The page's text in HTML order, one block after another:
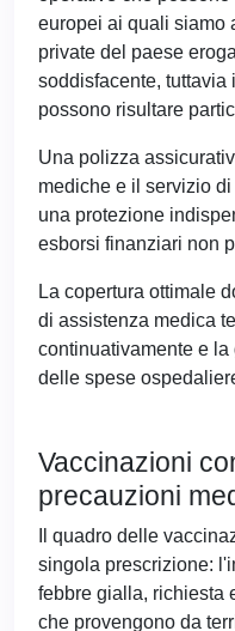
europei ai quali siamo
private del paese
soddisfacente, tuttavia
possono risultare
Una polizza
mediche e il servizio
una protezione
esborsi finanziari non
La copertura ottimale
di assistenza medica
continuativamente e
delle spese
Vaccinazioni
precauzioni
Il quadro delle
singola prescrizione:
febbre gialla, richiesta
che provengono da